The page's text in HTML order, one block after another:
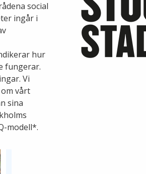
social
ingår i
hur
fungerar.
Vi
vårt
sina
modell*.